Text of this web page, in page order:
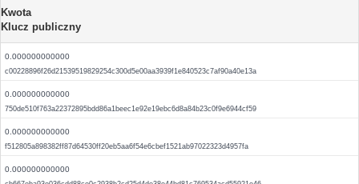
Kwota
Klucz publiczny
0.000000000000
c00228896f26d21539519829254c300d5e00aa3939f1e840523c7af90a40e13a
0.000000000000
750de510f763a22372895bdd86a1beec1e92e19ebc6d8a84b23c0f9e6944cf59
0.000000000000
f512805a898382ff87d64530ff20eb5aa6f54e6cbef1521ab97022323d4957fa
0.000000000000